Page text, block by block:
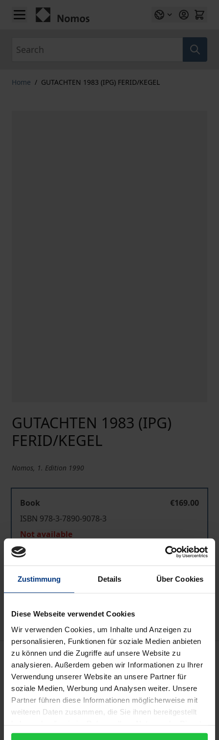
Zustimmung Details Über Cookies
Diese Webseite verwendet Cookies
Wir verwenden Cookies, um Inhalte und Anzeigen zu
personalisieren, Funktionen für soziale Medien anbieten
zu können und die Zugriffe auf unsere Website zu
analysieren. Außerdem geben wir Informationen zu Ihrer
Verwendung unserer Website an unsere Partner für
soziale Medien, Werbung und Analysen weiter. Unsere
Partner führen diese Informationen möglicherweise mit
weiteren Daten zusammen, die Sie ihnen bereitgestellt
gesammelt haben.
Skip to Content
Home / GUTACHTEN 1983 (IPG) FERID/KEGEL
GUTACHTEN 1983 (IPG)
FERID/KEGEL
Nomos, 1. Edition 1990
Book
€169.00
ISBN 978-3-7890-9078-3
Not available
Add to Cart
Add to Wish List
Bibliographical data
Edition
1